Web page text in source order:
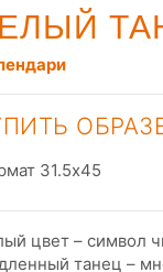
31.5x45
цвет – символ
танец –